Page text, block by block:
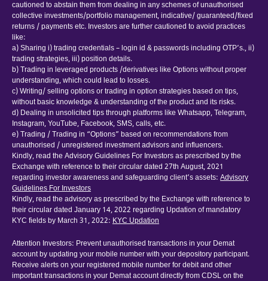
cautioned to abstain them from dealing in any schemes of unauthorised
collective investments/portfolio management, indicative/ guaranteed/fixed
returns / payments etc. Investors are further cautioned to avoid practices
like:
a) Sharing i) trading credentials – login id & passwords including OTP’s., ii)
trading strategies, iii) position details.
b) Trading in leveraged products /derivatives like Options without proper
understanding, which could lead to losses.
c) Writing/ selling options or trading in option strategies based on tips,
without basic knowledge & understanding of the product and its risks.
d) Dealing in unsolicited tips through platforms like Whatsapp, Telegram,
Instagram, YouTube, Facebook, SMS, calls, etc.
e) Trading / Trading in “Options” based on recommendations from
unauthorised / unregistered investment advisors and influencers.
Kindly, read the Advisory Guidelines For Investors as prescribed by the
Exchange with reference to their circular dated 27th August, 2021
regarding investor awareness and safeguarding client’s assets: Advisory
Guidelines For Investors
Kindly, read the advisory as prescribed by the Exchange with reference to
their circular dated January 14, 2022 regarding Updation of mandatory
KYC fields by March 31, 2022: KYC Updation
Attention Investors: Prevent unauthorised transactions in your Demat
account by updating your mobile number with your depository participant.
Receive alerts on your registered mobile number for debit and other
important transactions in your Demat account directly from CDSL on the